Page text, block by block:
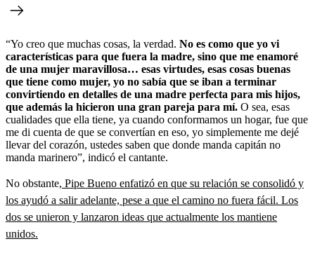
“Yo creo que muchas cosas, la verdad. No es como que yo vi
características para que fuera la madre, sino que me enamoré
de una mujer maravillosa… esas virtudes, esas cosas buenas
que tiene como mujer, yo no sabía que se iban a terminar
convirtiendo en detalles de una madre perfecta para mis hijos,
que además la hicieron una gran pareja para mí. O sea, esas
cualidades que ella tiene, ya cuando conformamos un hogar, fue que
me di cuenta de que se convertían en eso, yo simplemente me dejé
llevar del corazón, ustedes saben que donde manda capitán no
manda marinero”, indicó el cantante.
No obstante, Pipe Bueno enfatizó en que su relación se consolidó y
los ayudó a salir adelante, pese a que el camino no fuera fácil. Los
dos se unieron y lanzaron ideas que actualmente los mantiene
unidos.